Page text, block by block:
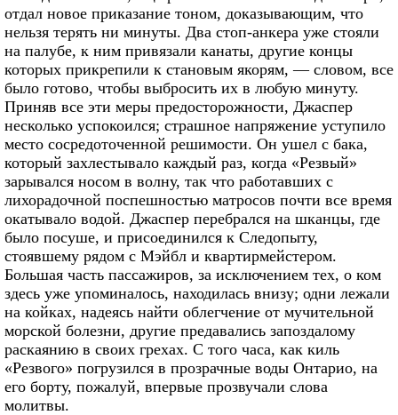
отдал новое приказание тоном, доказывающим, что
нельзя терять ни минуты. Два стоп-анкера уже стояли
на палубе, к ним привязали канаты, другие концы
которых прикрепили к становым якорям, — словом, все
было готово, чтобы выбросить их в любую минуту.
Приняв все эти меры предосторожности, Джаспер
несколько успокоился; страшное напряжение уступило
место сосредоточенной решимости. Он ушел с бака,
который захлестывало каждый раз, когда «Резвый»
зарывался носом в волну, так что работавших с
лихорадочной поспешностью матросов почти все время
окатывало водой. Джаспер перебрался на шканцы, где
было посуше, и присоединился к Следопыту,
стоявшему рядом с Мэйбл и квартирмейстером.
Большая часть пассажиров, за исключением тех, о ком
здесь уже упоминалось, находилась внизу; одни лежали
на койках, надеясь найти облегчение от мучительной
морской болезни, другие предавались запоздалому
раскаянию в своих грехах. С того часа, как киль
«Резвого» погрузился в прозрачные воды Онтарио, на
его борту, пожалуй, впервые прозвучали слова
молитвы.